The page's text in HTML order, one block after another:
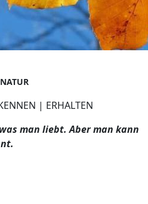
NATUR
| ERHALTEN
man liebt. Aber man kann